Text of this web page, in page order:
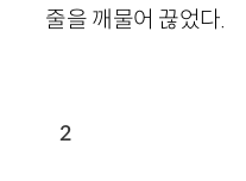
줄을 깨물어 끊었다.
2